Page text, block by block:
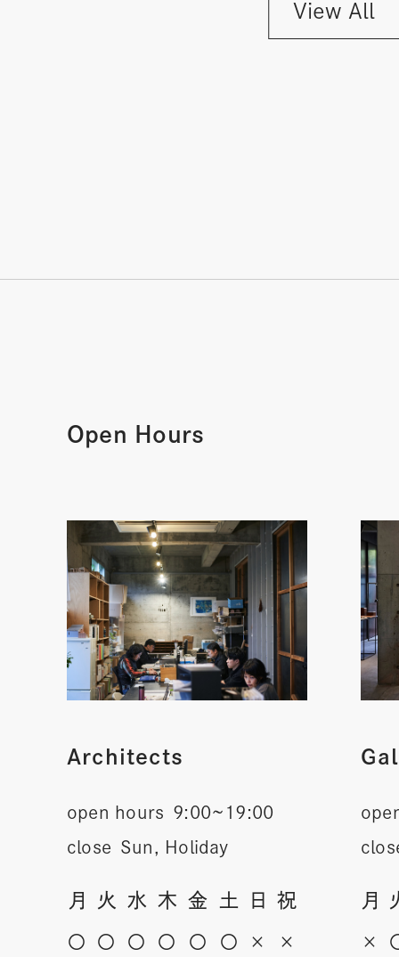
View All
Open Hours
Architects
open hours 9:00~19:00
close Sun, Holiday
月 火 水 木 金 土 日 祝
〇 〇 〇 〇 〇 〇 × ×
月
×